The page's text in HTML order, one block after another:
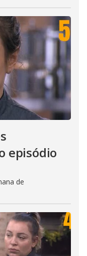
episódio
de